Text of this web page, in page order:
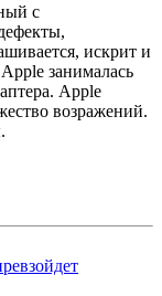
с
искрит и
занималась
Apple
возражений.